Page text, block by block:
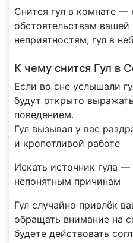
Снится гул в комнате —
обстоятельствам
неприятностям; гул в
К чему снится Гул в
Если во сне услышали
будут открыто
поведением.
Гул вызывал у вас
и кропотливой работе
Искать источник гула —
непонятным причинам
Гул случайно привлёк
обращать внимание на
будете действовать